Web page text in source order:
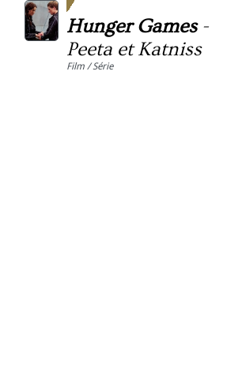
Hunger Games-
Peeta et Katniss
Film / Série